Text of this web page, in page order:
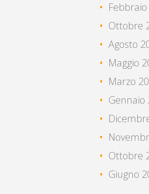
Ottobre
Agosto
Maggio
Marzo
Gennaio
Ottobre
Giugno